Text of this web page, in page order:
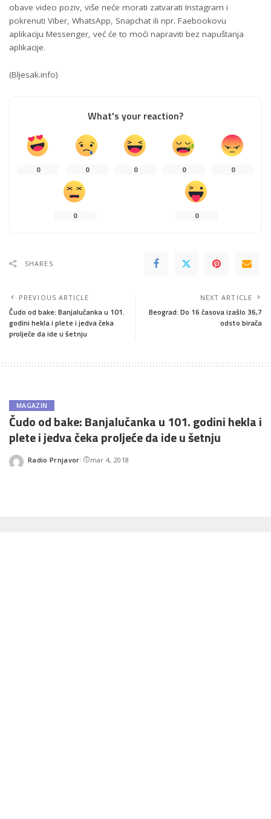
obave video poziv, više neće morati zatvarati Instagram i
pokrenuti Viber, WhatsApp, Snapchat ili npr. Faebookovu
aplikaciju Messenger, već će to moći napraviti bez napuštanja
aplikacije.
(Bljesak.info)
What's your reaction?
0 0 0 0 0
0 0
SHARES
PREVIOUS ARTICLE
Čudo od bake: Banjalučanka u 101.
godini hekla i plete i jedva čeka
proljeće da ide u šetnju
NEXT ARTICLE
Beograd: Do 16 časova izašlo 36,7
odsto birača
MAGAZIN
Čudo od bake: Banjalučanka u 101. godini hekla i
plete i jedva čeka proljeće da ide u šetnju
Posted
Radio Prnjavor mar 4, 2018